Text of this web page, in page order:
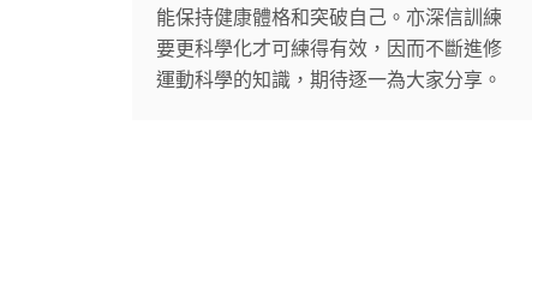
能保持健康體格和突破自己。亦深信訓練
要更科學化才可練得有效，因而不斷進修
運動科學的知識，期待逐一為大家分享。